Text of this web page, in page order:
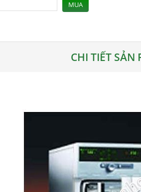
MUA
CHI TIẾT SẢN